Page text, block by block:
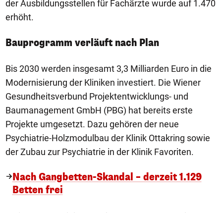
der Ausbildungsstellen für Fachärzte wurde auf 1.470
erhöht.
Bauprogramm verläuft nach Plan
Bis 2030 werden insgesamt 3,3 Milliarden Euro in die
Modernisierung der Kliniken investiert. Die Wiener
Gesundheitsverbund Projektentwicklungs- und
Baumanagement GmbH (PBG) hat bereits erste
Projekte umgesetzt. Dazu gehören der neue
Psychiatrie-Holzmodulbau der Klinik Ottakring sowie
der Zubau zur Psychiatrie in der Klinik Favoriten.
Nach Gangbetten-Skandal – derzeit 1.129
Betten frei